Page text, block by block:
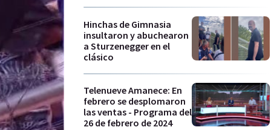
Hinchas de Gimnasia
insultaron y abuchearon
a Sturzenegger en el
clásico
Telenueve Amanece: En
febrero se desplomaron
las ventas - Programa del
26 de febrero de 2024